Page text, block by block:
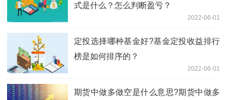
式是什么？怎么判断盈亏？
2022-06-01
定投选择哪种基金好?基金定投收益排行
榜是如何排序的？
2022-06-01
期货中做多做空是什么意思?期货中做多